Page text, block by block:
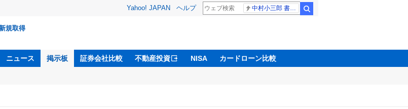
Yahoo! JAPAN ヘルプ
規取得
ニュース 掲示板 証券会社比較 不動産投資 NISA カードローン比較